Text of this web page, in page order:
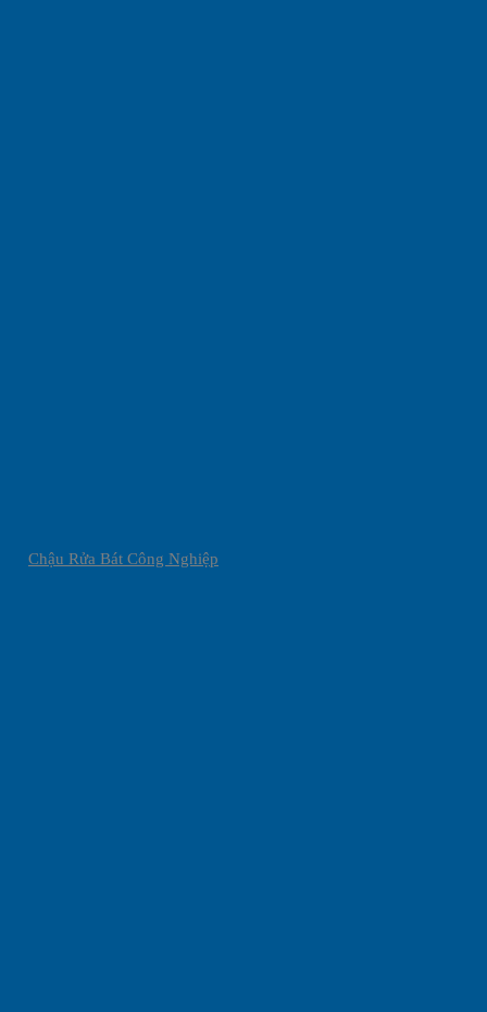
Chậu Rửa Bát Công Nghiệp